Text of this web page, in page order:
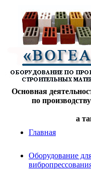
Основная
по
а
Главная
Оборудование